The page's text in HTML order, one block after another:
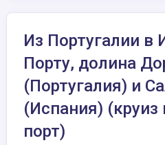
Из Португалии в
Порту, долина
(Португалия) и
(Испания) (круиз
порт)